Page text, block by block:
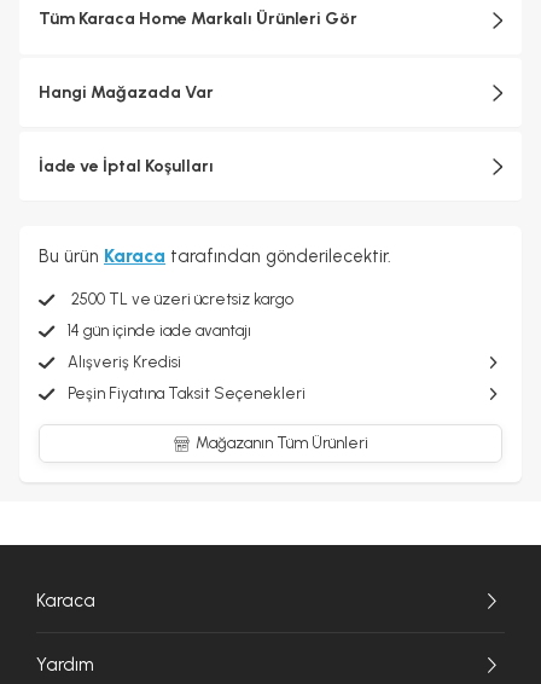
Tüm Karaca Home Markalı Ürünleri Gör
Hangi Mağazada Var
İade ve İptal Koşulları
Bu ürün Karaca tarafından gönderilecektir.
2500 TL ve üzeri ücretsiz kargo
14 gün içinde iade avantajı
Alışveriş Kredisi
Peşin Fiyatına Taksit Seçenekleri
Mağazanın Tüm Ürünleri
Karaca
Yardım